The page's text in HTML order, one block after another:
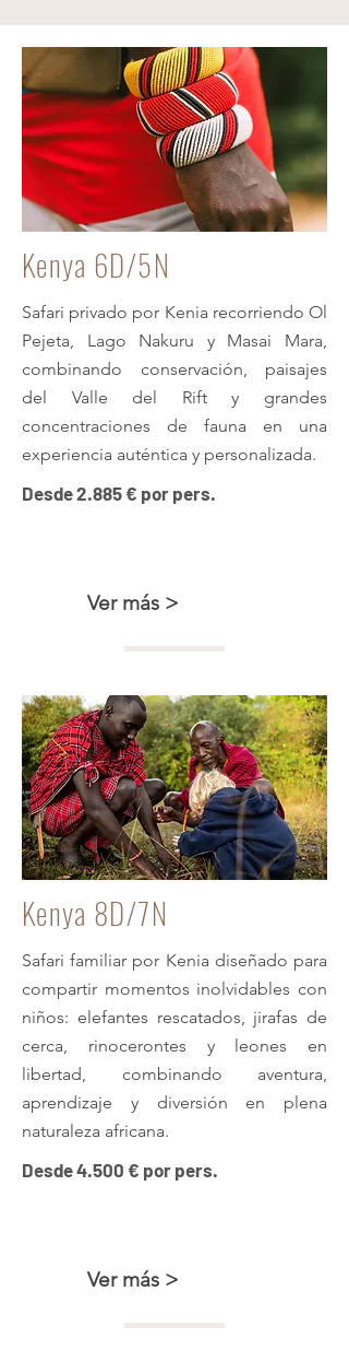
Kenya 6D/5N
Safari privado por Kenia recorriendo Ol
Pejeta, Lago Nakuru y Masai Mara,
combinando conservación, paisajes
del Valle del Rift y grandes
concentraciones de fauna en una
experiencia auténtica y personalizada.
Desde 2.885 € por pers.
Ver más >
Kenya 8D/7N
Safari familiar por Kenia diseñado para
compartir momentos inolvidables con
niños: elefantes rescatados, jirafas de
cerca, rinocerontes y leones en
libertad, combinando aventura,
aprendizaje y diversión en plena
naturaleza africana.
Desde 4.500 € por pers.
Ver más >